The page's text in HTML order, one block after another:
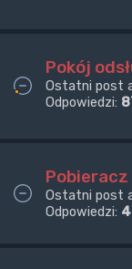
Pokój
Ostatni post
Odpowiedzi:
Ostatni post
Odpowiedzi: 4